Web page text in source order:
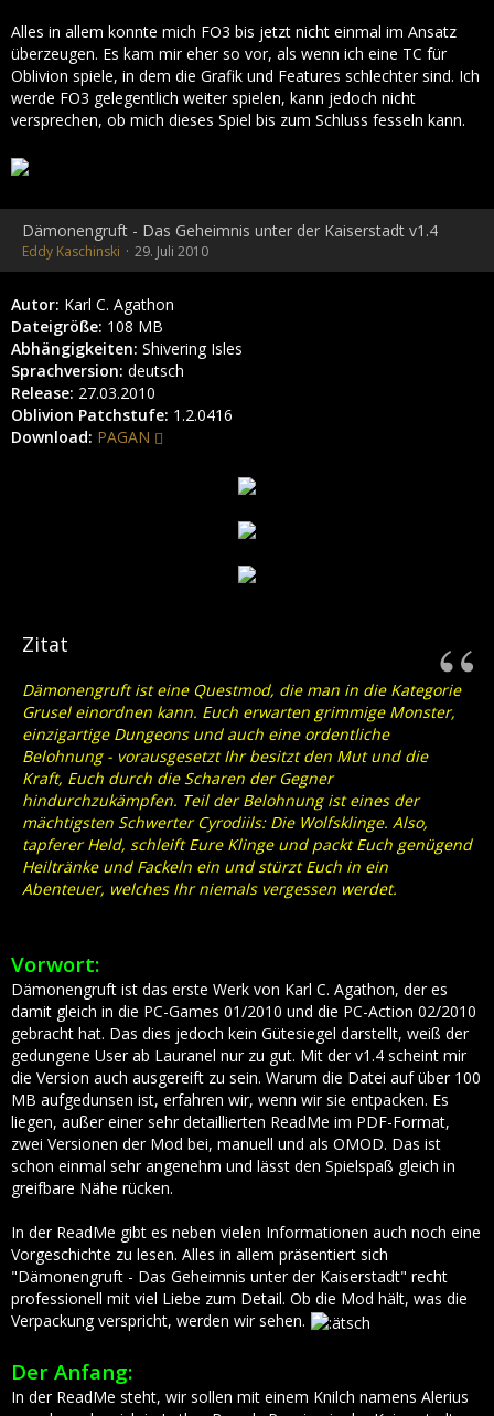
Alles in allem konnte mich FO3 bis jetzt nicht einmal im Ansatz
überzeugen. Es kam mir eher so vor, als wenn ich eine TC für
Oblivion spiele, in dem die Grafik und Features schlechter sind. Ich
werde FO3 gelegentlich weiter spielen, kann jedoch nicht
versprechen, ob mich dieses Spiel bis zum Schluss fesseln kann.
Dämonengruft - Das Geheimnis unter der Kaiserstadt v1.4
Eddy Kaschinski 29. Juli 2010
Autor: Karl C. Agathon
Dateigröße: 108 MB
Abhängigkeiten: Shivering Isles
Sprachversion: deutsch
Release: 27.03.2010
Oblivion Patchstufe: 1.2.0416
Download: PAGAN
Zitat
Dämonengruft ist eine Questmod, die man in die Kategorie
Grusel einordnen kann. Euch erwarten grimmige Monster,
einzigartige Dungeons und auch eine ordentliche
Belohnung - vorausgesetzt Ihr besitzt den Mut und die
Kraft, Euch durch die Scharen der Gegner
hindurchzukämpfen. Teil der Belohnung ist eines der
mächtigsten Schwerter Cyrodiils: Die Wolfsklinge. Also,
tapferer Held, schleift Eure Klinge und packt Euch genügend
Heiltränke und Fackeln ein und stürzt Euch in ein
Abenteuer, welches Ihr niemals vergessen werdet.
Vorwort:
Dämonengruft ist das erste Werk von Karl C. Agathon, der es
damit gleich in die PC-Games 01/2010 und die PC-Action 02/2010
gebracht hat. Das dies jedoch kein Gütesiegel darstellt, weiß der
gedungene User ab Lauranel nur zu gut. Mit der v1.4 scheint mir
die Version auch ausgereift zu sein. Warum die Datei auf über 100
MB aufgedunsen ist, erfahren wir, wenn wir sie entpacken. Es
liegen, außer einer sehr detaillierten ReadMe im PDF-Format,
zwei Versionen der Mod bei, manuell und als OMOD. Das ist
schon einmal sehr angenehm und lässt den Spielspaß gleich in
greifbare Nähe rücken.
In der ReadMe gibt es neben vielen Informationen auch noch eine
Vorgeschichte zu lesen. Alles in allem präsentiert sich
"Dämonengruft - Das Geheimnis unter der Kaiserstadt" recht
professionell mit viel Liebe zum Detail. Ob die Mod hält, was die
Verpackung verspricht, werden wir sehen.
Der Anfang:
In der ReadMe steht, wir sollen mit einem Knilch namens Alerius